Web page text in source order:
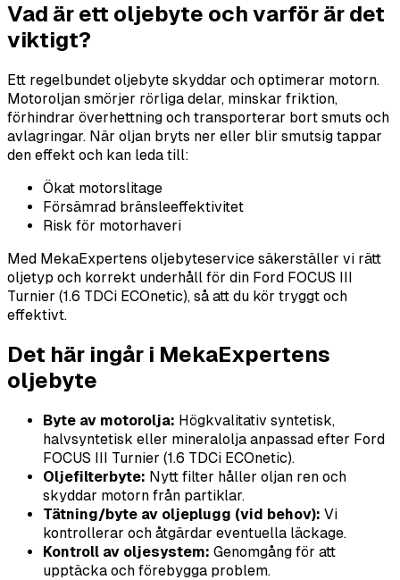
Vad är ett oljebyte och varför är det
viktigt?
Ett regelbundet oljebyte skyddar och optimerar motorn.
Motoroljan smörjer rörliga delar, minskar friktion,
förhindrar överhettning och transporterar bort smuts och
avlagringar. När oljan bryts ner eller blir smutsig tappar
den effekt och kan leda till:
Ökat motorslitage
Försämrad bränsleeffektivitet
Risk för motorhaveri
Med MekaExpertens oljebyteservice säkerställer vi rätt
oljetyp och korrekt underhåll för din Ford FOCUS III
Turnier (1.6 TDCi ECOnetic), så att du kör tryggt och
effektivt.
Det här ingår i MekaExpertens
oljebyte
Byte av motorolja: Högkvalitativ syntetisk,
halvsyntetisk eller mineralolja anpassad efter Ford
FOCUS III Turnier (1.6 TDCi ECOnetic).
Oljefilterbyte: Nytt filter håller oljan ren och
skyddar motorn från partiklar.
Tätning/byte av oljeplugg (vid behov): Vi
kontrollerar och åtgärdar eventuella läckage.
Kontroll av oljesystem: Genomgång för att
upptäcka och förebygga problem.